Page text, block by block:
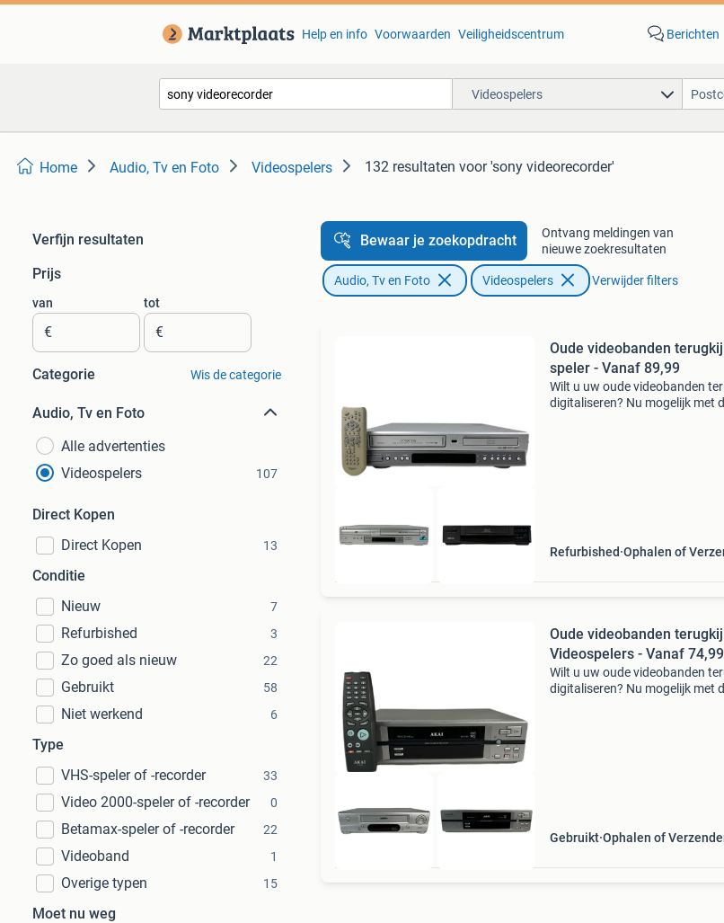
Help en info Voorwaarden Veiligheidscentrum Berichten
Videospelers
Home Audio, Tv en Foto Videospelers 132 resultaten voor 'sony videorecorder'
Verfijn resultaten
Prijs
van
€
tot
€
Categorie Wis de categorie
Audio, Tv en Foto
Alle advertenties
Videospelers
107
Direct Kopen
Direct Kopen
13
Conditie
Nieuw
7
Refurbished 3
Zo goed als nieuw 22
Gebruikt 58
Niet werkend 6
Type
VHS-speler of -recorder
33
Video 2000-speler of -recorder 0
Betamax-speler of -recorder 22
Videoband 1
Overige typen 15
Moet nu weg
Bewaar je zoekopdracht
Ontvang meldingen van
nieuwe zoekresultaten
Audio, Tv en Foto Videospelers Verwijder filters
Oude videobanden
speler - Vanaf 89,99
Wilt u uw oude videobanden
digitaliseren? Nu mogelijk met
Refurbished Ophalen of
Oude videobanden
Videospelers - Vanaf 74,99
Wilt u uw oude videobanden
digitaliseren? Nu mogelijk met
Gebruikt Ophalen of